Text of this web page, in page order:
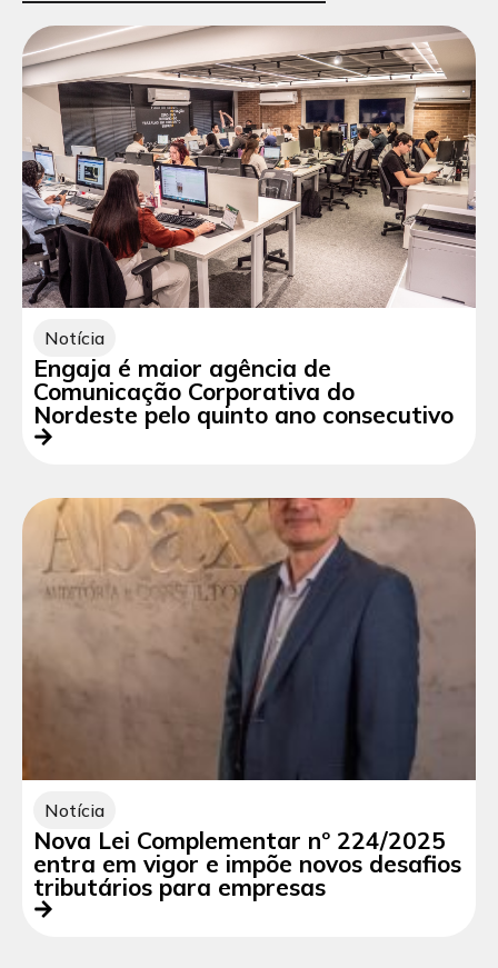
Notícia
Engaja é maior agência de
Comunicação Corporativa do
Nordeste pelo quinto ano consecutivo
Notícia
Nova Lei Complementar nº 224/2025
entra em vigor e impõe novos desafios
tributários para empresas